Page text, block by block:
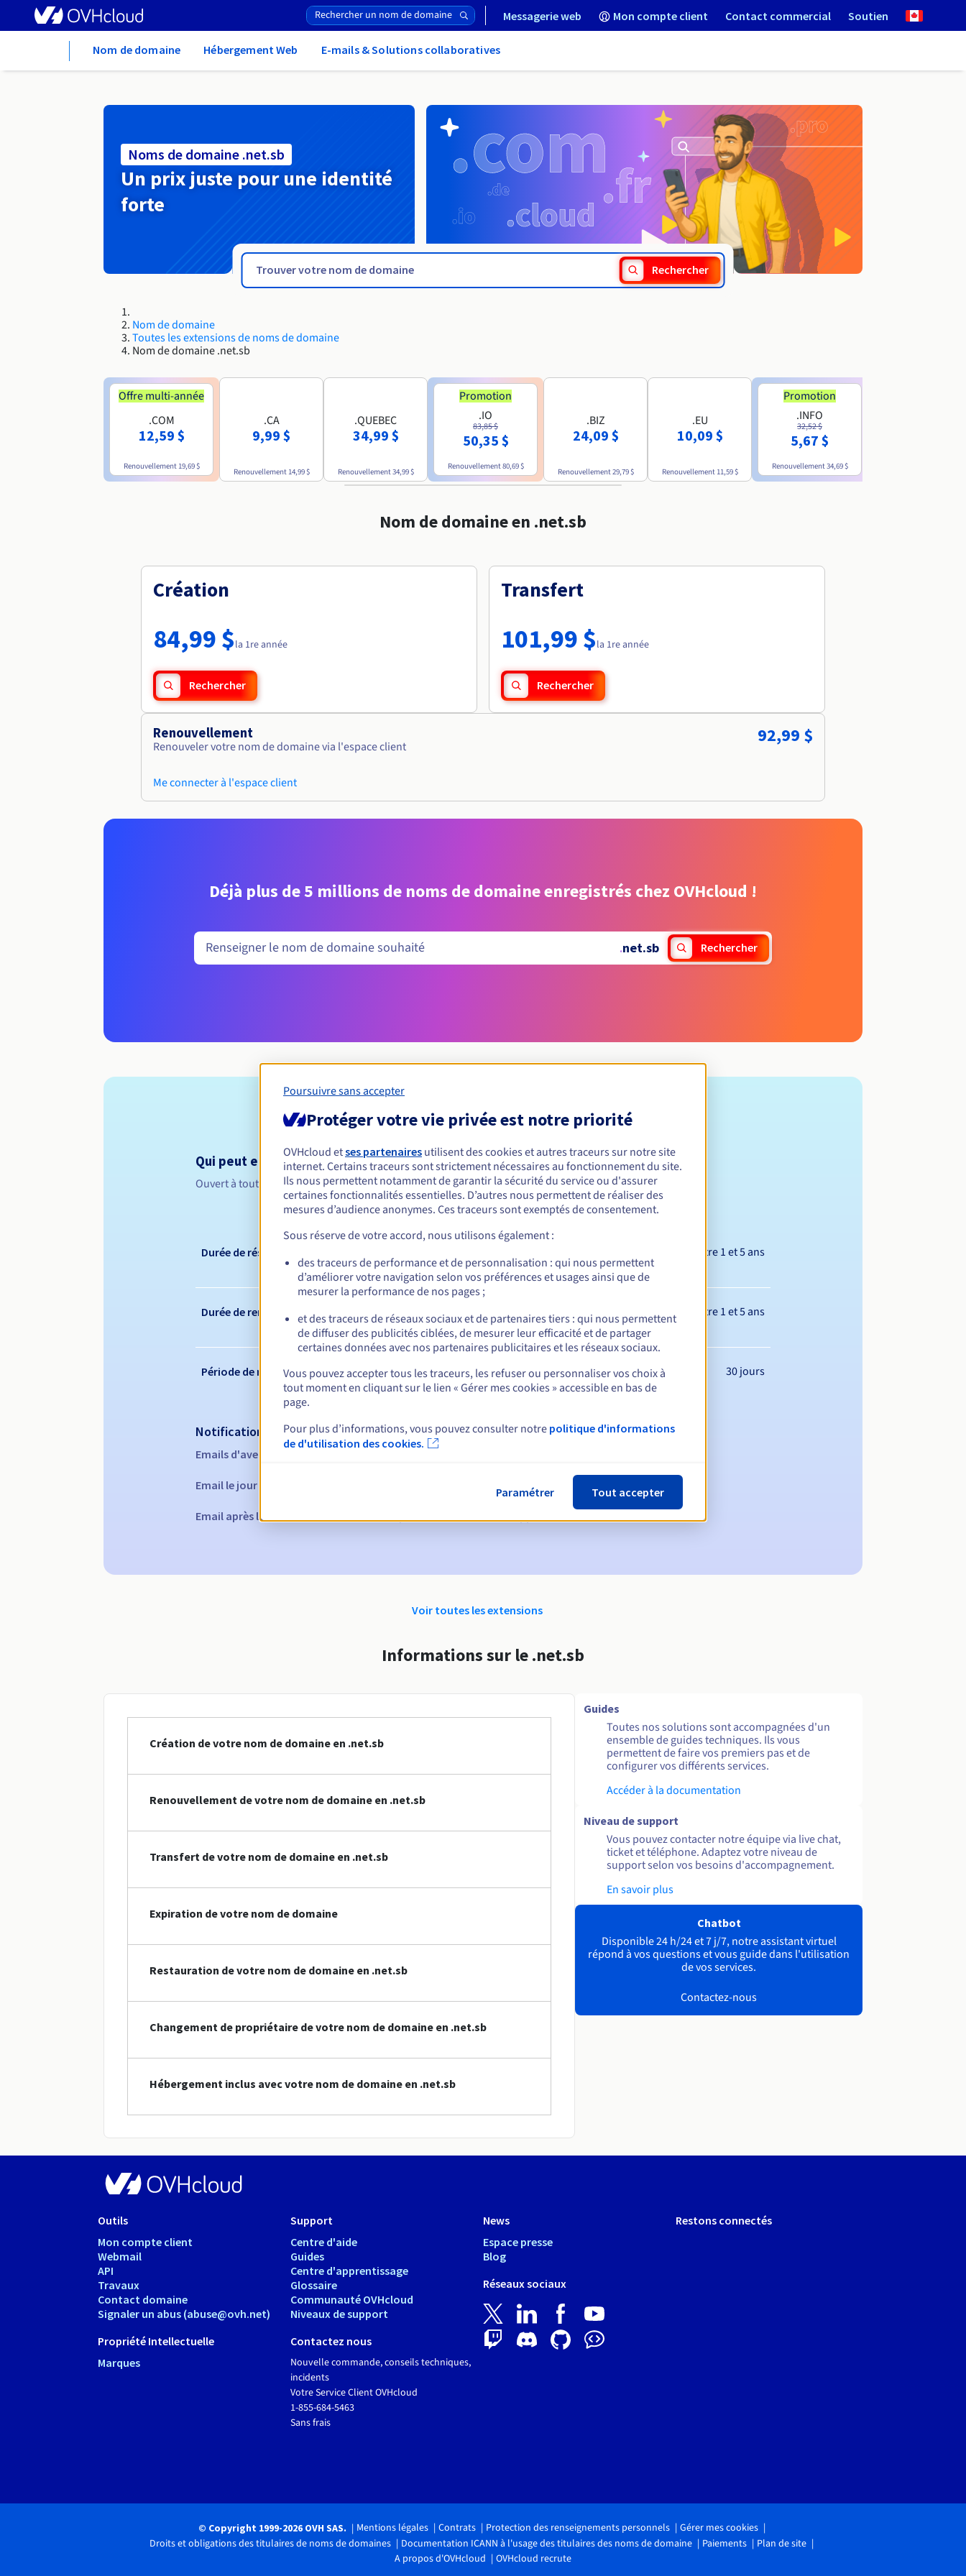
Messagerie web Mon compte client Contact commercial Soutien
Nom de domaine Hébergement Web E-mails & Solutions collaboratives
Noms de domaine .net.sb
Un prix juste pour une identité
forte
Rechercher
Nom de domaine
Toutes les extensions de noms de domaine
Nom de domaine .net.sb
Offre multi-année
.COM
12,59 $
Renouvellement 19,69 $
.CA
9,99 $
Renouvellement 14,99 $
.QUEBEC
34,99 $
Renouvellement34,99 $
Promotion
.IO
83,85 $
50,35 $
Renouvellement80,69 $
.BIZ
24,09 $
Renouvellement29,79 $
.EU
10,09 $
Renouvellement 11,59 $
Promotion
.INFO
32,52 $
5,67 $
Renouvellement34,69 $
Nom de domaine en .net.sb
Création
84,99 $la 1re année
Rechercher
Transfert
101,99 $la 1re année
Rechercher
Renouvellement
Renouveler votre nom de domaine via l'espace client
Me connecter à l'espace client
92,99 $
Déjà plus de 5 millions de noms de domaine enregistrés chez OVHcloud !
.net.sb Rechercher
Conditions d'éligibilité
Qui peut enregistrer un .net.sb ?
Ouvert à toutes les personnes physiques ou morales, sans restriction géographique.
Règles de gestion et notifications
Durée de réservation Entre 1 et 5 ans
Durée de renouvellement Entre 1 et 5 ans
Période de rédemption 30 jours
Notifications automatiques :
Emails d'avertissement :
Email le jour de l'expiration pour notification de la suspension du nom de domaine
Email après la Redemption Grace Period pour notification de la suppression du nom de domaine
Voir toutes les extensions
Informations sur le .net.sb
Création de votre nom de domaine en .net.sb
Renouvellement de votre nom de domaine en .net.sb
Transfert de votre nom de domaine en .net.sb
Expiration de votre nom de domaine
Restauration de votre nom de domaine en .net.sb
Changement de propriétaire de votre nom de domaine en .net.sb
Hébergement inclus avec votre nom de domaine en .net.sb
Guides
Toutes nos solutions sont accompagnées d'un
ensemble de guides techniques. Ils vous
permettent de faire vos premiers pas et de
configurer vos différents services.
Accéder à la documentation
Niveau de support
Vous pouvez contacter notre équipe via live chat,
ticket et téléphone. Adaptez votre niveau de
support selon vos besoins d'accompagnement.
En savoir plus
Chatbot
Disponible 24 h/24 et 7 j/7, notre assistant virtuel
répond à vos questions et vous guide dans l'utilisation
de vos services.
Contactez-nous
Outils
Mon compte client
Webmail
API
Travaux
Contact domaine
Signaler un abus (abuse@ovh.net)
Propriété Intellectuelle
Marques
Support
Centre d'aide
Guides
Centre d'apprentissage
Glossaire
Communauté OVHcloud
Niveaux de support
Contactez nous
Nouvelle commande, conseils techniques,
incidents
Votre Service Client OVHcloud
1-855-684-5463
Sans frais
News
Espace presse
Blog
Réseaux sociaux
Restons connectés
© Copyright 1999-2026 OVH SAS. Mentions légales Contrats Protection des renseignements personnels
Gérer mes cookies
Droits et obligations des titulaires de noms de domaines
Documentation ICANN à l'usage des titulaires des noms de domaine Paiements
Plan de site
A propos d'OVHcloud
OVHcloud recrute
Poursuivre sans accepter
Protéger votre vie privée est notre priorité
OVHcloud etses partenaires utilisent des cookies et autres traceurs sur notre site
internet. Certains traceurs sont strictement nécessaires au fonctionnement du site.
Ils nous permettent notamment de garantir la sécurité du service ou d'assurer
certaines fonctionnalités essentielles. D’autres nous permettent de réaliser des
mesures d’audience anonymes. Ces traceurs sont exemptés de consentement.
Sous réserve de votre accord, nous utilisons également :
des traceurs de performance et de personnalisation : qui nous permettent
d’améliorer votre navigation selon vos préférences et usages ainsi que de
mesurer la performance de nos pages ;
et des traceurs de réseaux sociaux et de partenaires tiers : qui nous permettent
de diffuser des publicités ciblées, de mesurer leur efficacité et de partager
certaines données avec nos partenaires publicitaires et les réseaux sociaux.
Vous pouvez accepter tous les traceurs, les refuser ou personnaliser vos choix à
tout moment en cliquant sur le lien « Gérer mes cookies » accessible en bas de
page.
Pour plus d’informations, vous pouvez consulter notre politique d'informations
de d'utilisation des cookies.
Paramétrer Tout accepter